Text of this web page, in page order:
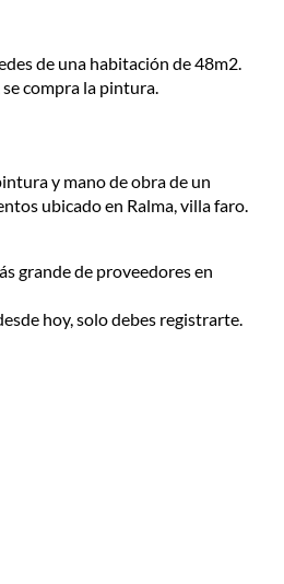
de una habitación de 48m2.
compra la pintura.
y mano de obra de un
ubicado en Ralma, villa faro.
grande de proveedores en
hoy, solo debes registrarte.